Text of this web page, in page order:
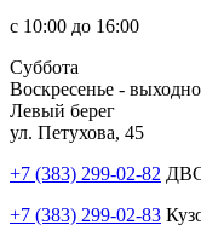
с 10:00 до 16:00
Суббота
Воскресенье -
Левый берег
ул. Петухова, 45
+7 (383) 299-02-82
+7 (383) 299-02-83